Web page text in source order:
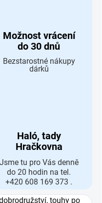
Možnost vrácení
do 30 dnů
Bezstarostné nákupy
dárků
Haló, tady
Hračkovna
Jsme tu pro Vás denně
do 20 hodin na tel.
+420 608 169 373 .
touhy po